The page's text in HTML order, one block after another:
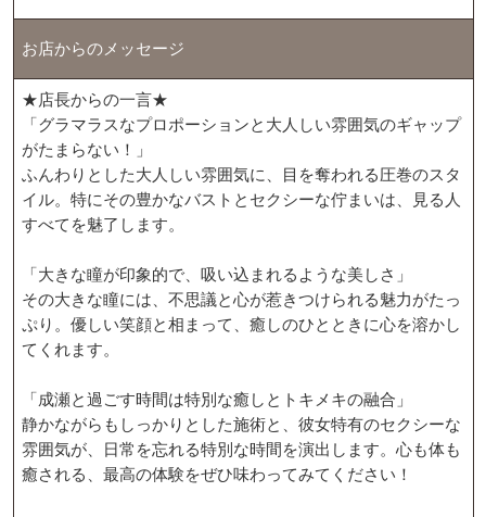
お店からのメッセージ
★店長からの一言★
「グラマラスなプロポーションと大人しい雰囲気のギャップ
がたまらない！」
ふんわりとした大人しい雰囲気に、目を奪われる圧巻のスタ
イル。特にその豊かなバストとセクシーな佇まいは、見る人
すべてを魅了します。
「大きな瞳が印象的で、吸い込まれるような美しさ」
その大きな瞳には、不思議と心が惹きつけられる魅力がたっ
ぷり。優しい笑顔と相まって、癒しのひとときに心を溶かし
てくれます。
「成瀬と過ごす時間は特別な癒しとトキメキの融合」
静かながらもしっかりとした施術と、彼女特有のセクシーな
雰囲気が、日常を忘れる特別な時間を演出します。心も体も
癒される、最高の体験をぜひ味わってみてください！